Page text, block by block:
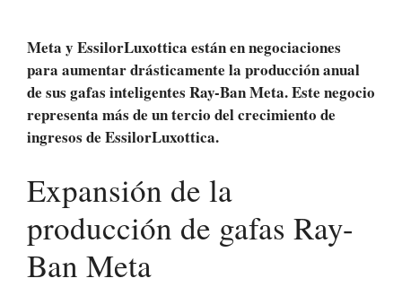
Meta y EssilorLuxottica están en negociaciones
para aumentar drásticamente la producción anual
de sus gafas inteligentes Ray-Ban Meta. Este negocio
representa más de un tercio del crecimiento de
ingresos de EssilorLuxottica.
Expansión de la
producción de gafas Ray-
Ban Meta